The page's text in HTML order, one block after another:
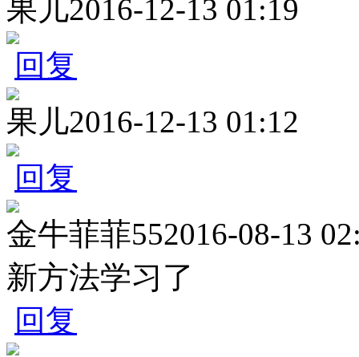
果儿2016-12-13 01:19
回复
果儿2016-12-13 01:12
回复
金牛菲菲552016-08-13
新方法学习了
回复